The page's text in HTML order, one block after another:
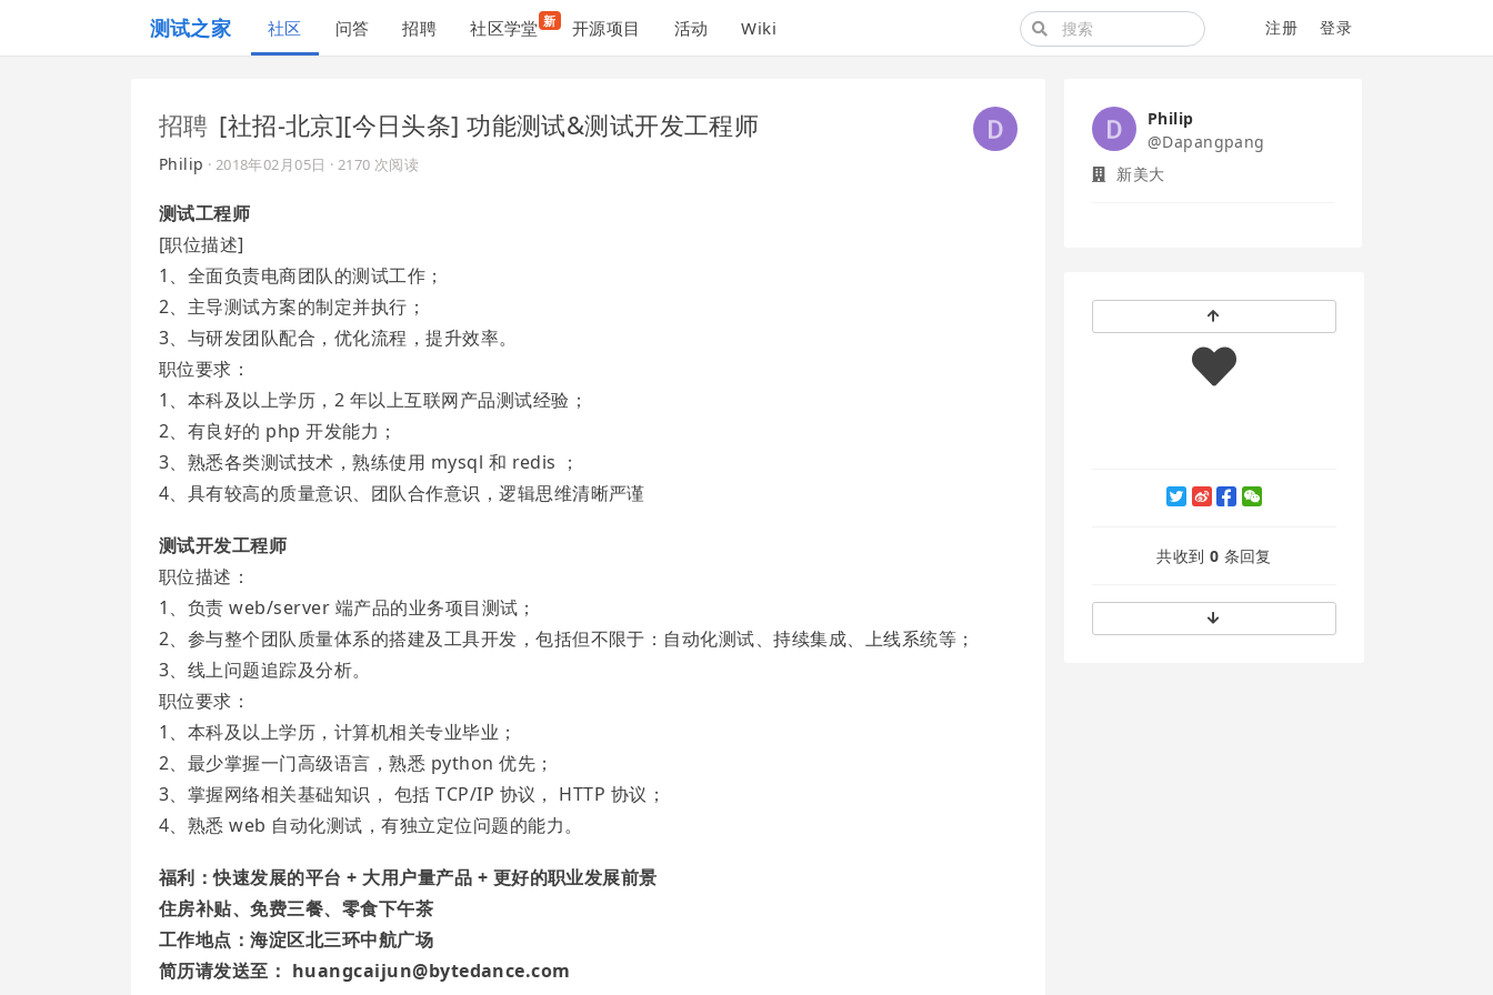
测试之家 社区 问答 招聘 社区学堂 新 开源项目 活动 Wiki 注册 登录
招聘 [社招-北京][今日头条] 功能测试&测试开发工程师
Philip · 2018年02月05日 · 2170 次阅读
测试工程师
[职位描述]
1、全面负责电商团队的测试工作；
2、主导测试方案的制定并执行；
3、与研发团队配合，优化流程，提升效率。
职位要求：
1、本科及以上学历，2 年以上互联网产品测试经验；
2、有良好的 php 开发能力；
3、熟悉各类测试技术，熟练使用 mysql 和 redis ；
4、具有较高的质量意识、团队合作意识，逻辑思维清晰严谨
测试开发工程师
职位描述：
1、负责 web/server 端产品的业务项目测试；
2、参与整个团队质量体系的搭建及工具开发，包括但不限于：自动化测试、持续集成、上线系统等；
3、线上问题追踪及分析。
职位要求：
1、本科及以上学历，计算机相关专业毕业；
2、最少掌握一门高级语言，熟悉 python 优先；
3、掌握网络相关基础知识， 包括 TCP/IP 协议， HTTP 协议；
4、熟悉 web 自动化测试，有独立定位问题的能力。
福利：快速发展的平台 + 大用户量产品 + 更好的职业发展前景
住房补贴、免费三餐、零食下午茶
工作地点：海淀区北三环中航广场
简历请发送至： huangcaijun@bytedance.com
Philip
@Dapangpang
新美大
共收到 0 条回复